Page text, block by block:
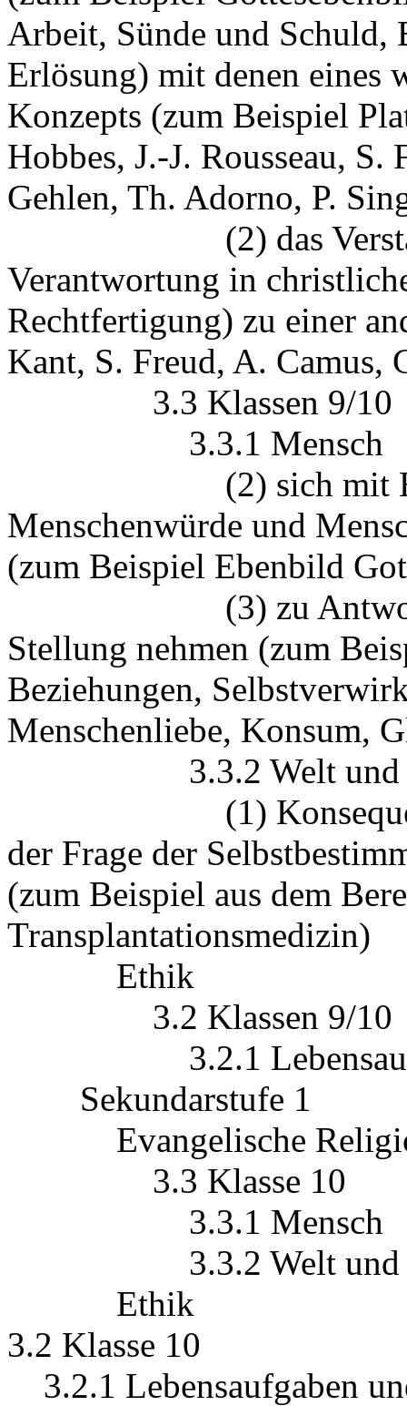
Arbeit, Sünde und
Erlösung) mit denen eines
Konzepts (zum Beispiel
Hobbes, J.-J. Rousseau,
Gehlen, Th. Adorno, P.
(2) das
Verantwortung in
Rechtfertigung) zu einer
Kant, S. Freud, A. Camus,
3.3 Klassen 9/10
3.3.1 Mensch
(2) sich mit
Menschenwürde und
(zum Beispiel Ebenbild
(3) zu
Stellung nehmen (zum
Beziehungen,
Menschenliebe, Konsum,
3.3.2 Welt und
(1) Konsequenzen
der Frage der
(zum Beispiel aus dem
Transplantationsmedizin)
Ethik
3.2 Klassen 9/10
3.2.1
Sekundarstufe 1
Evangelische
3.3 Klasse 10
3.3.1 Mensch
3.3.2 Welt und
Ethik
3.2 Klasse 10
3.2.1 Lebensaufgaben